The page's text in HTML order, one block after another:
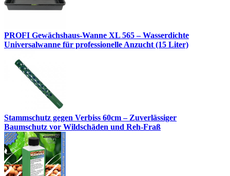
PROFI Gewächshaus-Wanne XL 565 – Wasserdichte
Universalwanne für professionelle Anzucht (15 Liter)
Stammschutz gegen Verbiss 60cm – Zuverlässiger
Baumschutz vor Wildschäden und Reh-Fraß